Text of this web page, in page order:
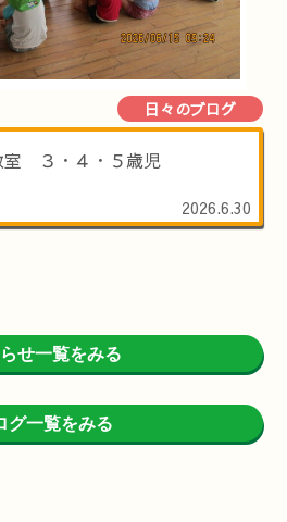
日々のブログ
３・４・５歳児
2026.6.30
せ一覧をみる
グ一覧をみる